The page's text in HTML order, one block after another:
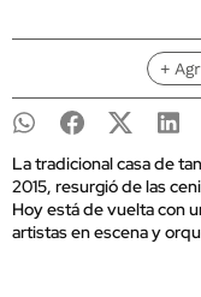
+
La tradicional casa de
2015, resurgió de las
Hoy está de vuelta con
artistas en escena y